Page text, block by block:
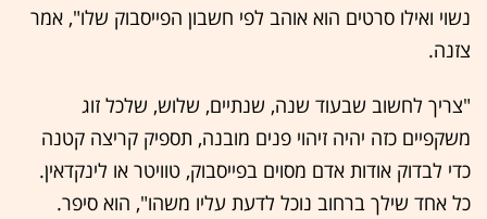
נשוי ואילו סרטים הוא אוהב לפי חשבון הפייסבוק שלו", אמר
צזנה.
"צריך לחשוב שבעוד שנה, שנתיים, שלוש, שלכל זוג
משקפיים כזה יהיה זיהוי פנים מובנה, תספיק קריצה קטנה
כדי לבדוק אודות אדם מסוים בפייסבוק, טוויטר או לינקדאין.
כל אחד שילך ברחוב נוכל לדעת עליו משהו", הוא סיפר.